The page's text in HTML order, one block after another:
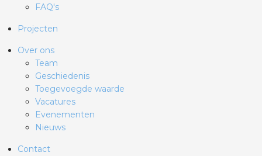
FAQ's
Projecten
Over ons
Team
Geschiedenis
Toegevoegde waarde
Vacatures
Evenementen
Nieuws
Contact